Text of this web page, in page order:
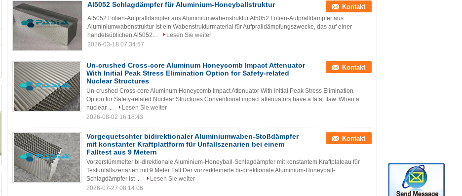
Al5052 Schlagdämpfer für Aluminium-Honeyballstruktur Kontakt
Al5052 Folien-Aufpralldämpfer aus Aluminiumwabenstruktur Al5052 Folien-Aufpralldämpfer aus
Aluminiumwabenstruktur ist ein Wabenstrukturmaterial für Aufpralldämpfungszwecke, das auf einer
handelsüblichen Al5052...
Lesen Sie weiter
2026-03-18 07:34:57
Un-crushed Cross-core Aluminum Honeycomb Impact Attenuator
With Initial Peak Stress Elimination Option for Safety-related
Nuclear Structures
Kontakt
Un-crushed Cross-core Aluminum Honeycomb Impact Attenuator With Initial Peak Stress Elimination
Option for Safety-related Nuclear Structures​ Conventional impact attenuators have a fatal flaw. When a
nuclear ...
Lesen Sie weiter
2026-08-02 16:18:43
Vorgequetschter bidirektionaler Aluminiumwaben-Stoßdämpfer
mit konstanter Kraftplattform für Unfallszenarien bei einem
Falltest aus 9 Metern
Kontakt
Vorzerstümmelter bi-direktionale Aluminium-Honeyball-Schlagdämpfer mit konstantem Kraftplateau für
Testunfallszenarien mit 9 Meter Fall Der vorzerkleinerte bi-direktionale Aluminium-Honeyball-
Schlagdämpfer ist ...
Lesen Sie weiter
2026-07-27 08:14:06